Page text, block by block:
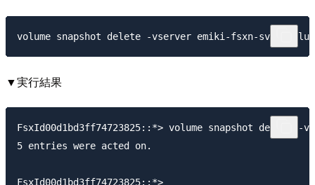
▼実行結果
FsxId00d1bd3ff74723825::*> volume snapshot delete
5 entries were acted on.